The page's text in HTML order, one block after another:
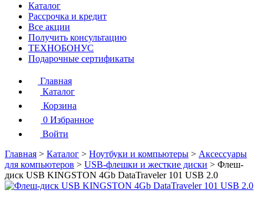
Каталог
Рассрочка и кредит
Все акции
Получить консультацию
ТЕХНОБОНУС
Подарочные сертификаты
Главная
Каталог
Корзина
0 Избранное
Войти
Главная > Каталог > Ноутбуки и компьютеры > Аксессуары
для компьютеров > USB-флешки и жесткие диски > Флеш-
диск USB KINGSTON 4Gb DataTraveler 101 USB 2.0